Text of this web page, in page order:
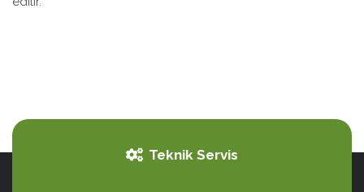
Teknik Servis